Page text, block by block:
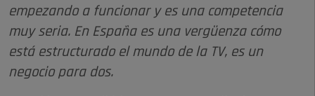
empezando a funcionar y es una competencia
muy seria. En España es una vergüenza cómo
está estructurado el mundo de la TV, es un
negocio para dos.